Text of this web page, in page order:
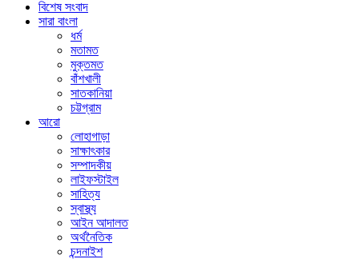
বিশেষ সংবাদ
সারা বাংলা
ধর্ম
মতামত
মুক্তমত
বাঁশখালী
সাতকানিয়া
চট্টগ্রাম
আরো
লোহাগাড়া
সাক্ষাৎকার
সম্পাদকীয়
লাইফস্টাইল
সাহিত্য
স্বাস্থ্য
আইন আদালত
অর্থনৈতিক
চন্দনাইশ